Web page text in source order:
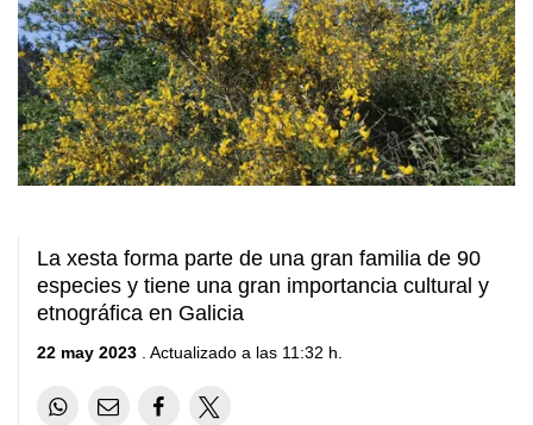
La xesta forma parte de una gran familia de 90
especies y tiene una gran importancia cultural y
etnográfica en Galicia
22 may 2023 . Actualizado a las 11:32 h.